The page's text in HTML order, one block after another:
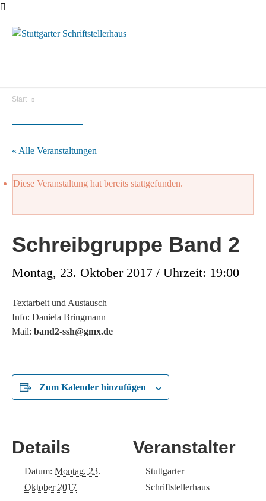
Start
« Alle Veranstaltungen
Diese Veranstaltung hat bereits stattgefunden.
Schreibgruppe Band 2
Montag, 23. Oktober 2017 / Uhrzeit: 19:00
Textarbeit und Austausch
Info: Daniela Bringmann
Mail: band2-ssh@gmx.de
Zum Kalender hinzufügen
Details
Datum: Montag, 23.
Oktober 2017
Veranstalter
Stuttgarter
Schriftstellerhaus